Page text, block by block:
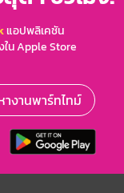
แอปพลิเคชัน
ใน Apple Store
างานพาร์ทไทม์